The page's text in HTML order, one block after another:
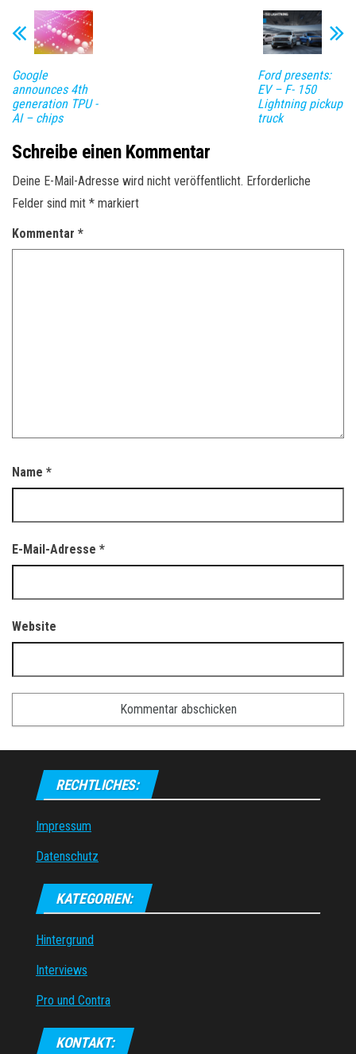
Google
announces 4th
generation TPU -
AI – chips
Ford presents:
EV – F- 150
Lightning pickup
truck
Schreibe einen Kommentar
Deine E-Mail-Adresse wird nicht veröffentlicht. Erforderliche
Felder sind mit * markiert
Kommentar *
Name *
E-Mail-Adresse *
Website
RECHTLICHES:
Impressum
Datenschutz
KATEGORIEN:
Hintergrund
Interviews
Pro und Contra
KONTAKT: